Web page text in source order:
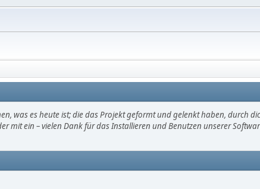
was es heute ist; die das Projekt geformt und gelenkt haben, durch
mit ein – vielen Dank für das Installieren und Benutzen unserer